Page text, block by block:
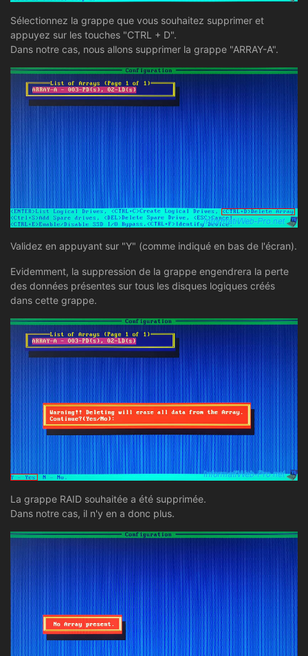
Sélectionnez la grappe que vous souhaitez supprimer et
appuyez sur les touches "CTRL + D".
Dans notre cas, nous allons supprimer la grappe "ARRAY-A".
Validez en appuyant sur "Y" (comme indiqué en bas de l'écran).
Evidemment, la suppression de la grappe engendrera la perte
des données présentes sur tous les disques logiques créés
dans cette grappe.
La grappe RAID souhaitée a été supprimée.
Dans notre cas, il n'y en a donc plus.